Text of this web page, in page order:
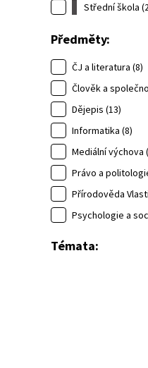
Střední škola
Předměty:
ČJ a literatura (8)
Člověk a
Dějepis (13)
Informatika (8)
Mediální výchova
Právo a
Přírodověda
Psychologie a
Témata: